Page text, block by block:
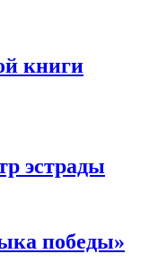
книги
эстрады
победы»